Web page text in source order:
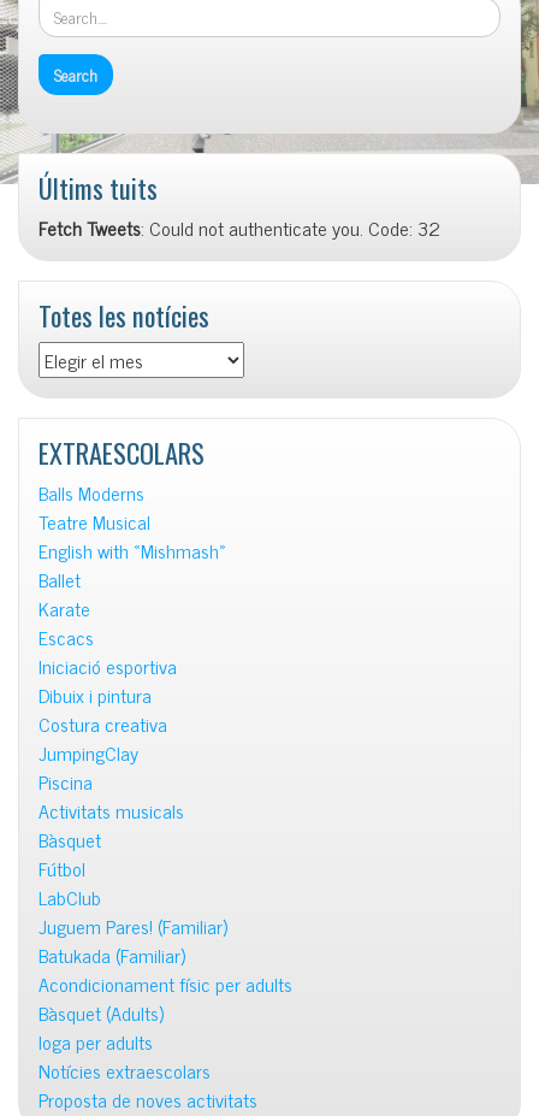
Últims tuits
Fetch Tweets: Could not authenticate you. Code: 32
Totes les notícies
Totes
les
notícies
EXTRAESCOLARS
Balls Moderns
Teatre Musical
English with «Mishmash»
Ballet
Karate
Escacs
Iniciació esportiva
Dibuix i pintura
Costura creativa
JumpingClay
Piscina
Activitats musicals
Bàsquet
Fútbol
LabClub
Juguem Pares! (Familiar)
Batukada (Familiar)
Acondicionament físic per adults
Bàsquet (Adults)
Ioga per adults
Notícies extraescolars
Proposta de noves activitats